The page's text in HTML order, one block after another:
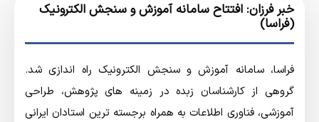
خبر فرزان: افتتاح سامانه آموزش و سنجش الکترونیک
(فراسا)
فراسا، سامانه آموزش و سنجش الکترونیک راه اندازي شد.
گروهی از کارشناسان زبده در زمینه های پژوهش، طراحی
آموزشی، فناوری اطلاعات به همراه برجسته ترین استادان ایرانی